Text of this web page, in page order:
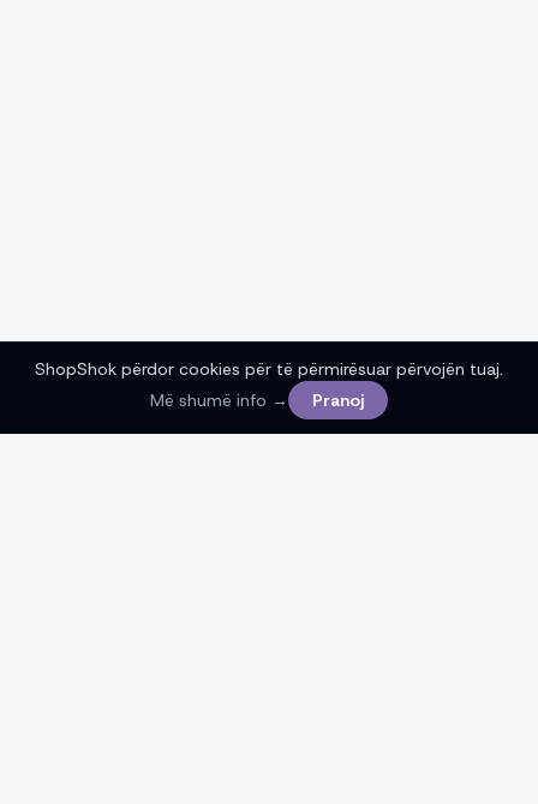
ShopShok përdor cookies për të përmirësuar përvojën tuaj.
Më shumë info →
Pranoj